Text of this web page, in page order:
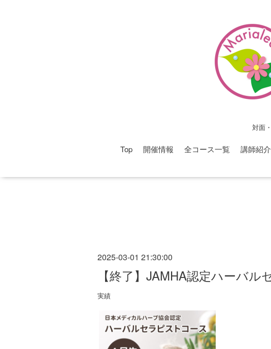
対面
Top 開催情報 全コース一覧 講師紹介
2025-03-01 21:30:00
【終了】JAMHA認定ハーバ
実績